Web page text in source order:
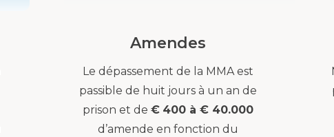
Amendes
Le dépassement de la MMA est
passible de huit jours à un an de
prison et de€ 400 à € 40.000
d’amende en fonction du